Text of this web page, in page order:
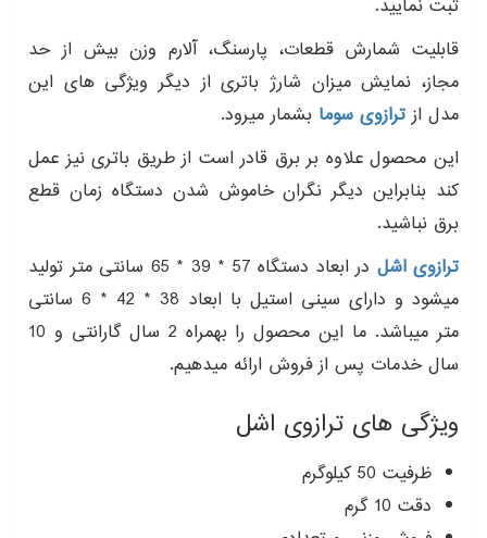
قابلیت شمارش قطعات، پارسنگ، آلارم وزن بیش از حد
مجاز، نمایش میزان شارژ باتری از دیگر ویژگی های این
مدل ازترازوی سوما بشمار میرود.
این محصول علاوه بر برق قادر است از طریق باتری نیز عمل
کند بنابراین دیگر نگران خاموش شدن دستگاه زمان قطع
برق نباشید.
ترازوی اشل
در ابعاد دستگاه 57 * 39 * 65 سانتی متر تولید
میشود و دارای سینی استیل با ابعاد 38 * 42 * 6 سانتی
متر میباشد. ما این محصول را بهمراه 2 سال گارانتی و 10
سال خدمات پس از فروش ارائه میدهیم.
ویژگی های ترازوی اشل
ظرفیت 50 کیلوگرم
دقت 10 گرم